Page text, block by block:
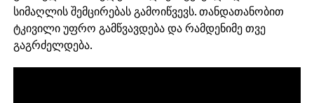
სიმაღლის შემცირებას გამოიწვევს. თანდათანობით
ტკივილი უფრო გამწვავდება და რამდენიმე თვე
გაგრძელდება.